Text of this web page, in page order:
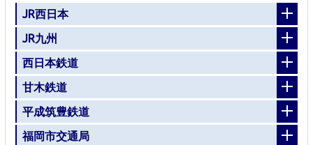
JR西日本
JR九州
西日本鉄道
甘木鉄道
平成筑豊鉄道
福岡市交通局